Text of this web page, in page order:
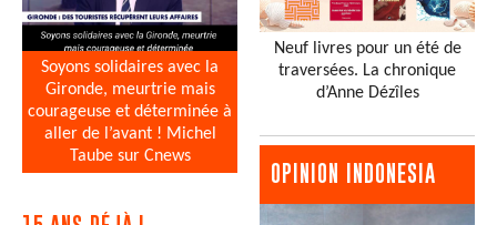
Soyons solidaires avec la
Gironde, meurtrie mais
courageuse et déterminée à
aller de l’avant ! Michel
Taube sur Cnews
Neuf livres pour un été de
traversées. La chronique
d’Anne Dézîles
OPINION INDONESIA